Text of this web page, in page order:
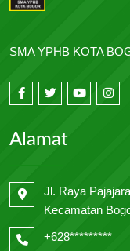
SMA YPHB KOTA
Alamat
Jl. Raya
Kecamatan
+628*********